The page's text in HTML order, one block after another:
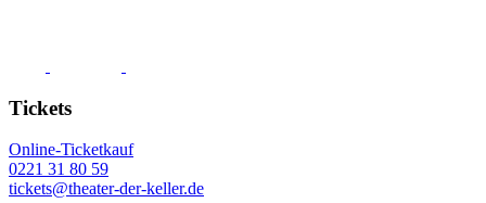
Tickets
Online-Ticketkauf
0221 31 80 59
tickets@theater-der-keller.de